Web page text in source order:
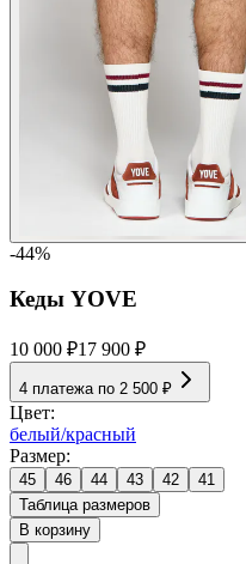
-44%
Кеды YOVE
10 000 ₽17 900 ₽
4 платежа по 2 500 ₽
Цвет:
белый/красный
Размер:
45 46 44 43 42
41
Таблица размеров
В корзину